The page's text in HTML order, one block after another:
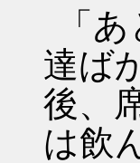
「
達ば
後、
は飲